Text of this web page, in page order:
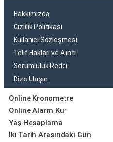
Hakkımızda
Gizlilik Politikası
Kullanıcı Sözleşmesi
Telif Hakları ve Alıntı
Sorumluluk Reddi
Bize Ulaşın
Online Kronometre
Online Alarm Kur
Yaş Hesaplama
İki Tarih Arasındaki Gün